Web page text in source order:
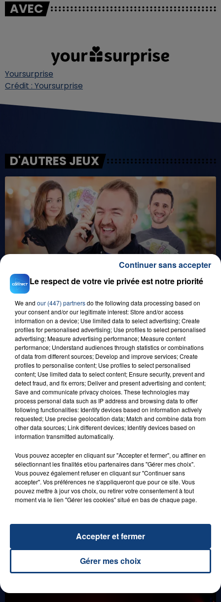
AVEC
Yoursurprise
Crédit : Yoursurprise
D'AUTRES JEUX
LE MOT CASH !
1er août 2026
GAGNEZ VOS ENTRÉES POUR TOUTE LA
FAMILLE À PLOPSAQUA !
21 juillet 2026
DENNLYS PARC !
LES LIVES
Le respect de votre vie privée est notre priorité
We and our (447) partnersdo the following data processing based on
your consent and/or our legitimate interest: Store and/or access
information on a device; Use limited data to select advertising; Create
profiles for personalised advertising; Use profiles to select personalised
advertising; Measure advertising performance; Measure content
performance; Understand audiences through statistics or combinations
of data from different sources; Develop and improve services; Create
profiles to personalise content; Use profiles to select personalised
content; Use limited data to select content; Ensure security, prevent and
detect fraud, and fix errors; Deliver and present advertising and content;
Save and communicate privacy choices. These technologies may
process personal data such as IP address and browsing data to offer
following functionalities: Identify devices based on information actively
requested; Use precise geolocation data; Match and combine data from
other data sources; Link different devices; Identify devices based on
information transmitted automatically.
Vous pouvez accepter en cliquant sur "Accepter et fermer", ou affiner en
sélectionnant les finalités et/ou partenaires dans "Gérer mes choix".
Vous pouvez également refuser en cliquant sur "Continuer sans
accepter". Vos préférences ne s'appliqueront que pour ce site. Vous
pouvez mettre à jour vos choix, ou retirer votre consentement à tout
moment via le lien "Gérer les cookies" situé en bas de chaque page.
Gérer mes choix
Accepter et fermer
Continuer sans accepter